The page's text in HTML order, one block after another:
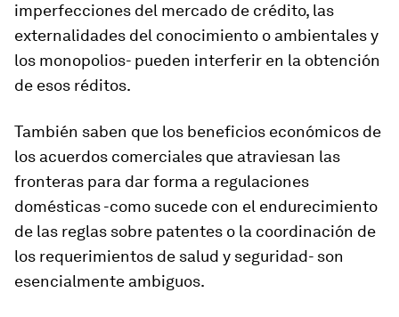
imperfecciones del mercado de crédito, las
externalidades del conocimiento o ambientales y
los monopolios- pueden interferir en la obtención
de esos réditos.
También saben que los beneficios económicos de
los acuerdos comerciales que atraviesan las
fronteras para dar forma a regulaciones
domésticas -como sucede con el endurecimiento
de las reglas sobre patentes o la coordinación de
los requerimientos de salud y seguridad- son
esencialmente ambiguos.